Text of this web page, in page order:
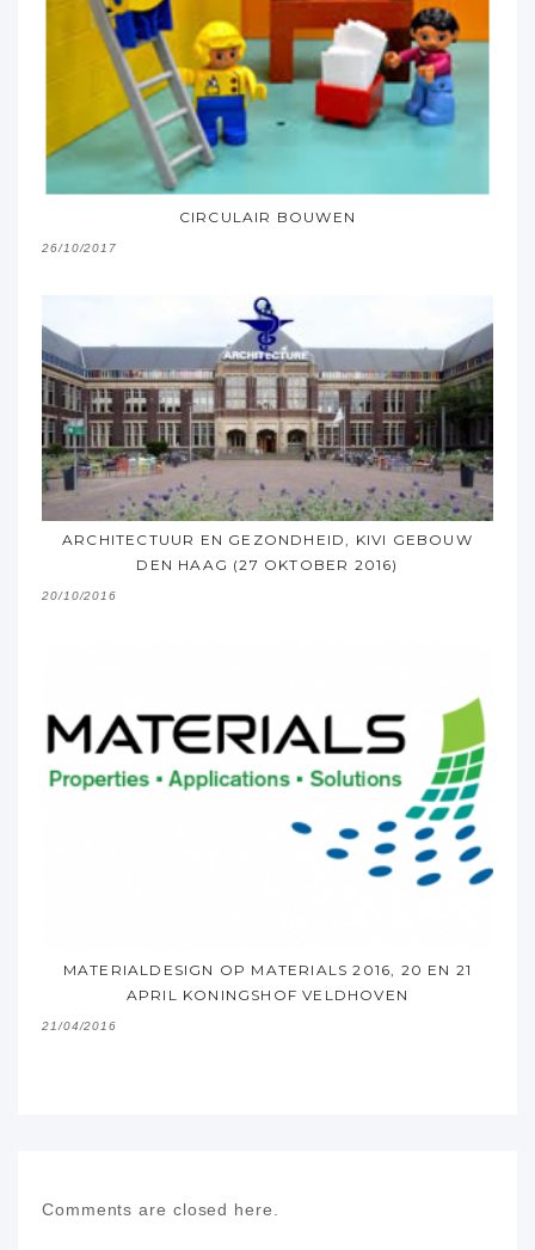
CIRCULAIR BOUWEN
26/10/2017
ARCHITECTUUR EN GEZONDHEID, KIVI GEBOUW
DEN HAAG (27 OKTOBER 2016)
20/10/2016
MATERIALDESIGN OP MATERIALS 2016, 20 EN 21
APRIL KONINGSHOF VELDHOVEN
21/04/2016
Comments are closed here.